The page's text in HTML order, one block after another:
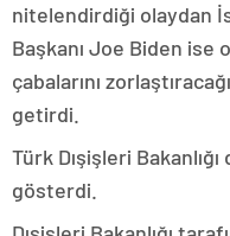
nitelendirdiği olaydan
Başkanı Joe Biden ise
çabalarını
getirdi.
Türk Dışişleri
gösterdi.